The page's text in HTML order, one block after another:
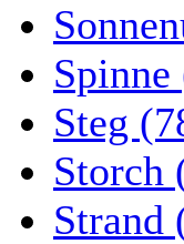
Spinne
Steg
Storch
Strand